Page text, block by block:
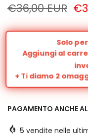
€36,00 EUR
Solo
Aggiungi al
+Tidiamo 2
PAGAMENTO ANCHE
5 vendite nelle